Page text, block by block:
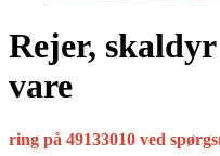
Rejer,
vare
ring på 49133010 ved